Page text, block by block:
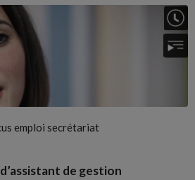
emploi secrétariat
de gestion